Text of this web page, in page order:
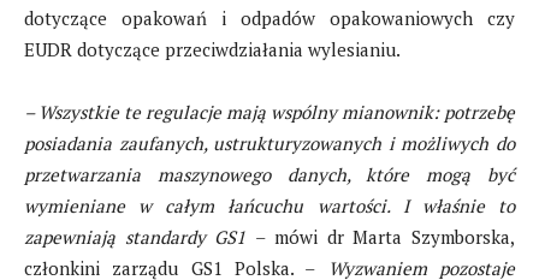
dotyczące opakowań i odpadów opakowaniowych czy
EUDR dotyczące przeciwdziałania wylesianiu.
– Wszystkie te regulacje mają wspólny mianownik: potrzebę
posiadania zaufanych, ustrukturyzowanych i możliwych do
przetwarzania maszynowego danych, które mogą być
wymieniane w całym łańcuchu wartości. I właśnie to
zapewniają standardy GS1 – mówi dr Marta Szymborska,
członkini zarządu GS1 Polska. – Wyzwaniem pozostaje